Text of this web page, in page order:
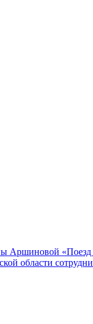
Аршиновой «Поезд
области